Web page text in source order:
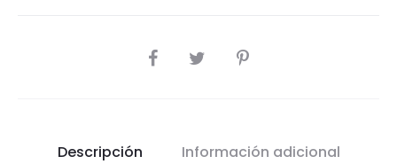
COMPARTIR
Descripción Información adicional